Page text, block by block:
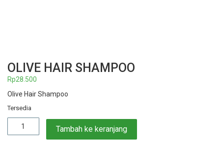
OLIVE HAIR SHAMPOO
Rp28.500
Olive Hair Shampoo
Tersedia
Kuantitas
Tambah ke keranjang